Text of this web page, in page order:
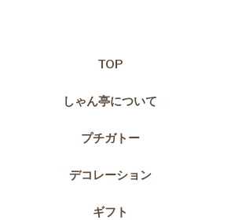
TOP
しゃん亭について
プチガトー
デコレーション
ギフト